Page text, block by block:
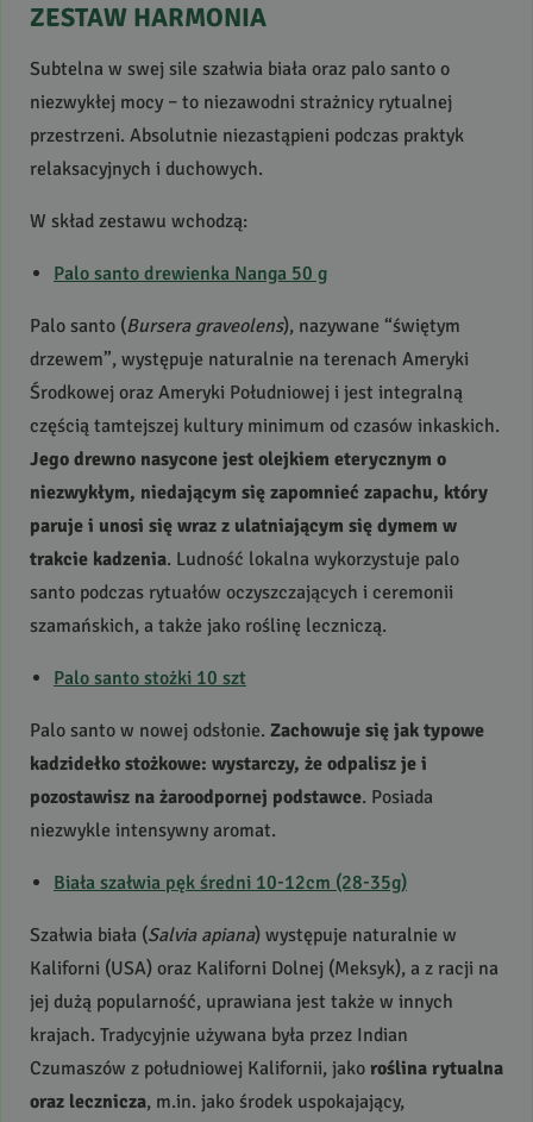
ZESTAW HARMONIA
Subtelna w swej sile szałwia biała oraz palo santo o
niezwykłej mocy – to niezawodni strażnicy rytualnej
przestrzeni. Absolutnie niezastąpieni podczas praktyk
relaksacyjnych i duchowych.
W skład zestawu wchodzą:
Palo santo drewienka Nanga 50 g
Palo santo (Bursera graveolens), nazywane “świętym
drzewem”, występuje naturalnie na terenach Ameryki
Środkowej oraz Ameryki Południowej i jest integralną
częścią tamtejszej kultury minimum od czasów inkaskich.
Jego drewno nasycone jest olejkiem eterycznym o
niezwykłym, niedającym się zapomnieć zapachu, który
paruje i unosi się wraz z ulatniającym się dymem w
trakcie kadzenia. Ludność lokalna wykorzystuje palo
santo podczas rytuałów oczyszczających i ceremonii
szamańskich, a także jako roślinę leczniczą.
Palo santo stożki 10 szt
Palo santo w nowej odsłonie. Zachowuje się jak typowe
kadzidełko stożkowe: wystarczy, że odpalisz je i
pozostawisz na żaroodpornej podstawce. Posiada
niezwykle intensywny aromat.
Biała szałwia pęk średni 10-12cm (28-35g)
Szałwia biała (Salvia apiana) występuje naturalnie w
Kaliforni (USA) oraz Kaliforni Dolnej (Meksyk), a z racji na
jej dużą popularność, uprawiana jest także w innych
krajach. Tradycyjnie używana była przez Indian
Czumaszów z południowej Kalifornii, jako roślina rytualna
oraz lecznicza, m.in. jako środek uspokajający,